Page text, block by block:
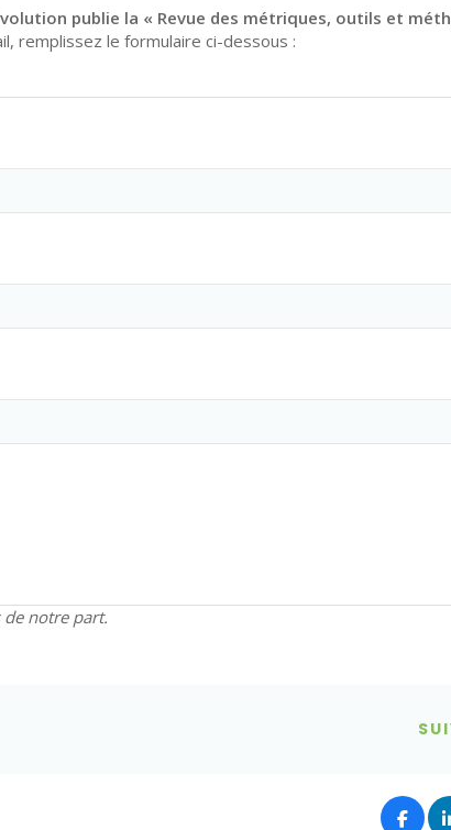
publie la « Revue des métriques, outils et
remplissez le formulaire ci-dessous :
de notre part.